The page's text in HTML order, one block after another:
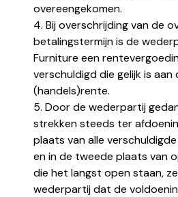
overeengekomen.
4. Bij overschrijding van de
betalingstermijn is de
Furniture een
verschuldigd die gelijk is aan
(handels)rente.
5. Door de wederpartij
strekken steeds ter
plaats van alle
en in de tweede plaats van
die het langst open staan,
wederpartij dat de